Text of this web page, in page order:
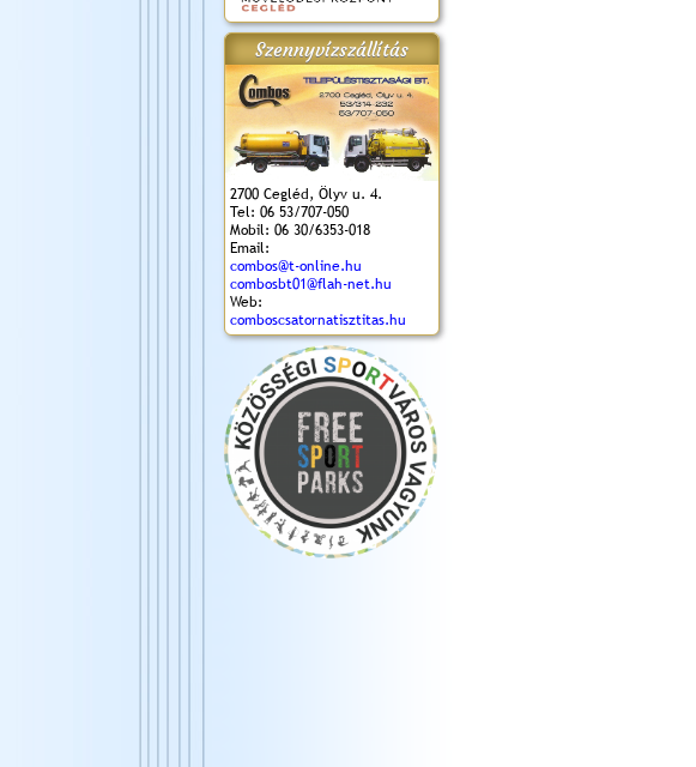
Szennyvízszállítás
2700 Cegléd, Ölyv u. 4.
Tel: 06 53/707-050
Mobil: 06 30/6353-018
Email:
combos@t-online.hu
combosbt01@flah-net.hu
Web:
comboscsatornatisztitas.hu
2017.09.22-23.
és Magyarok
Kenyere Program